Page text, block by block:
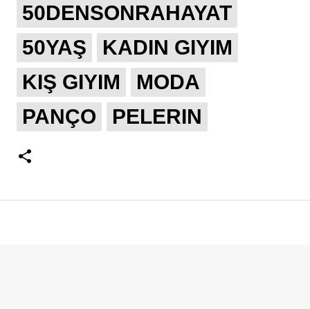
50DENSONRAHAYAT
50YAŞ
KADIN GIYIM
KIŞ GIYIM
MODA
PANÇO
PELERIN